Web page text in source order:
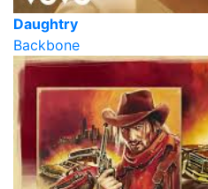
Daughtry
Backbone